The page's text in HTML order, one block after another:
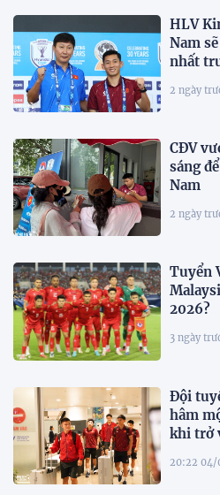
HLV
Nam
nhất
2 ngày
CĐV
sáng
Nam
2 ngày
Tuyển
2026?
3 ngày
Đội
hâm
khi trở
20:22